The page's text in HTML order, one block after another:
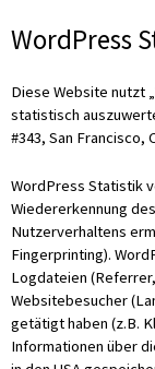
WordPress
Diese Website nutzt
statistisch
#343, San Francisco,
WordPress Statistik
Wiedererkennung
Nutzerverhaltens
Fingerprinting).
Logdateien
Websitebesucher
getätigt haben (z.B.
Informationen über